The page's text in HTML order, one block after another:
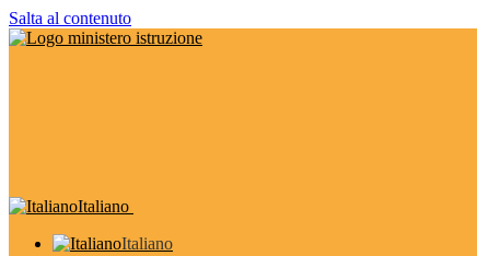
Salta al contenuto
Italiano
Italiano